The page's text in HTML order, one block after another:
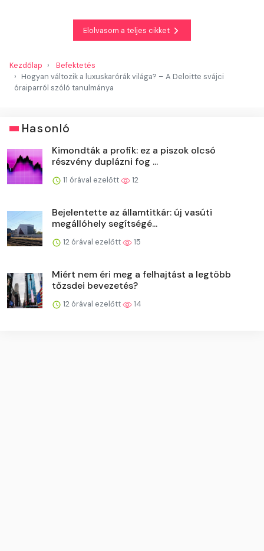
Elolvasom a teljes cikket
Kezdőlap
Befektetés
Hogyan változik a luxuskarórák világa? – A Deloitte svájci
óraiparról szóló tanulmánya
Hasonló
Kimondták a profik: ez a piszok olcsó
részvény duplázni fog ...
11 órával ezelőtt 12
Bejelentette az államtitkár: új vasúti
megállóhely segítségé...
12 órával ezelőtt 15
Miért nem éri meg a felhajtást a legtöbb
tőzsdei bevezetés?
12 órával ezelőtt 14